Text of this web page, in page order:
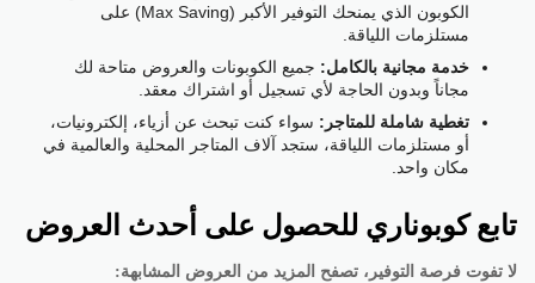
الكوبون الذي يمنحك التوفير الأكبر (Max Saving) على
مستلزمات اللياقة.
خدمة مجانية بالكامل: جميع الكوبونات والعروض متاحة لك
مجاناً وبدون الحاجة لأي تسجيل أو اشتراك معقد.
تغطية شاملة للمتاجر: سواء كنت تبحث عن أزياء، إلكترونيات،
أو مستلزمات اللياقة، ستجد آلاف المتاجر المحلية والعالمية في
مكان واحد.
تابع كوبوناري للحصول على أحدث العروض
لا تفوت فرصة التوفير، تصفح المزيد من العروض المشابهة: